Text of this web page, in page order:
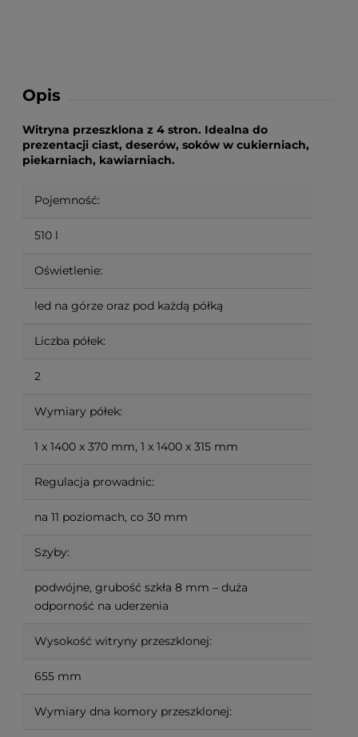
Opis
Witryna przeszklona z 4 stron. Idealna do
prezentacji ciast, deserów, soków w cukierniach,
piekarniach, kawiarniach.
Pojemność:
510 l
Oświetlenie:
led na górze oraz pod każdą półką
Liczba półek:
2
Wymiary półek:
1 x 1400 x 370 mm, 1 x 1400 x 315 mm
Regulacja prowadnic:
na 11 poziomach, co 30 mm
Szyby:
podwójne, grubość szkła 8 mm – duża
odporność na uderzenia
Wysokość witryny przeszklonej:
655 mm
Wymiary dna komory przeszklonej: